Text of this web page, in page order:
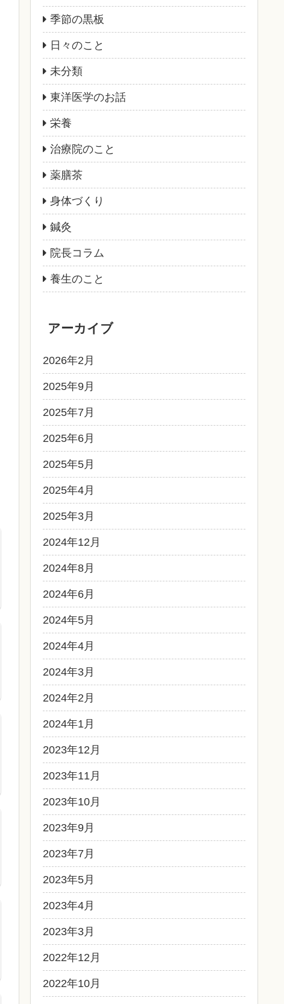
季節の黒板
日々のこと
未分類
東洋医学のお話
栄養
治療院のこと
薬膳茶
身体づくり
鍼灸
院長コラム
養生のこと
アーカイブ
2026年2月
2025年9月
2025年7月
2025年6月
2025年5月
2025年4月
2025年3月
2024年12月
2024年8月
2024年6月
2024年5月
2024年4月
2024年3月
2024年2月
2024年1月
2023年12月
2023年11月
2023年10月
2023年9月
2023年7月
2023年5月
2023年4月
2023年3月
2022年12月
2022年10月